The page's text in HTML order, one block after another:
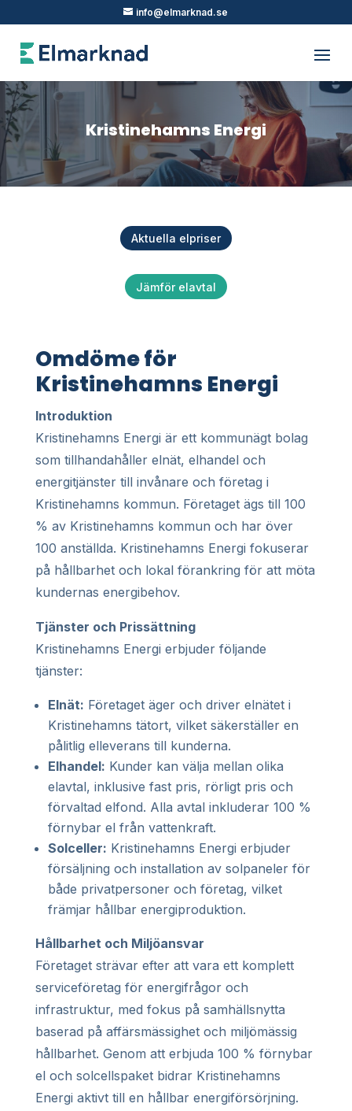
info@elmarknad.se
Kristinehamns Energi
Aktuella elpriser
Jämför elavtal
Omdöme för
Kristinehamns Energi
Introduktion
Kristinehamns Energi är ett kommunägt bolag
som tillhandahåller elnät, elhandel och
energitjänster till invånare och företag i
Kristinehamns kommun. Företaget ägs till 100
% av Kristinehamns kommun och har över
100 anställda. Kristinehamns Energi fokuserar
på hållbarhet och lokal förankring för att möta
kundernas energibehov.
Tjänster och Prissättning
Kristinehamns Energi erbjuder följande
tjänster:
Elnät: Företaget äger och driver elnätet i
Kristinehamns tätort, vilket säkerställer en
pålitlig elleverans till kunderna.
Elhandel: Kunder kan välja mellan olika
elavtal, inklusive fast pris, rörligt pris och
förvaltad elfond. Alla avtal inkluderar 100 %
förnybar el från vattenkraft.
Solceller: Kristinehamns Energi erbjuder
försäljning och installation av solpaneler för
både privatpersoner och företag, vilket
främjar hållbar energiproduktion.
Hållbarhet och Miljöansvar
Företaget strävar efter att vara ett komplett
serviceföretag för energifrågor och
infrastruktur, med fokus på samhällsnytta
baserad på affärsmässighet och miljömässig
hållbarhet. Genom att erbjuda 100 % förnybar
el och solcellspaket bidrar Kristinehamns
Energi aktivt till en hållbar energiförsörjning.